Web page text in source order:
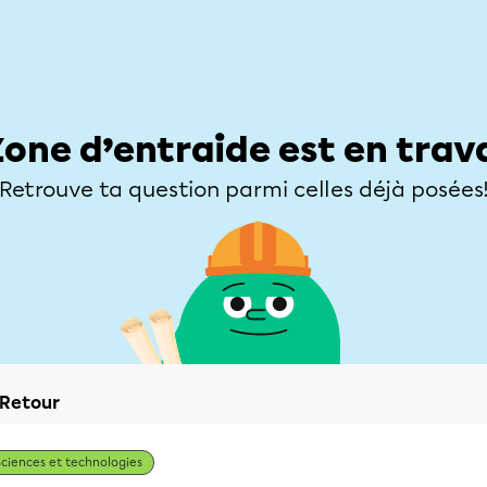
d’entraide est en
Retrouve ta question parmi celles déjà
Retour
et technologies